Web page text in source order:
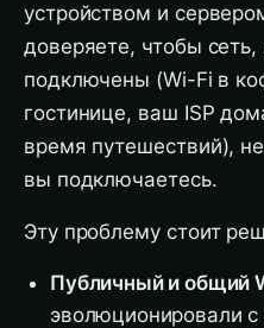
устройством и
доверяете, чтобы сеть,
подключены (Wi-Fi в
гостинице, ваш ISP
время путешествий),
вы подключаетесь.
Эту проблему стоит
Публичный и общий
эволюционировали с